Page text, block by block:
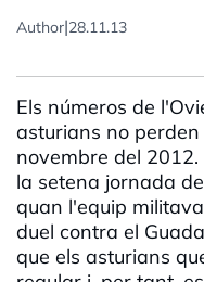
Author|28.11.13
Els números de
asturians no
novembre del 2012.
la setena jornada
quan l'equip
duel contra el
que els asturians